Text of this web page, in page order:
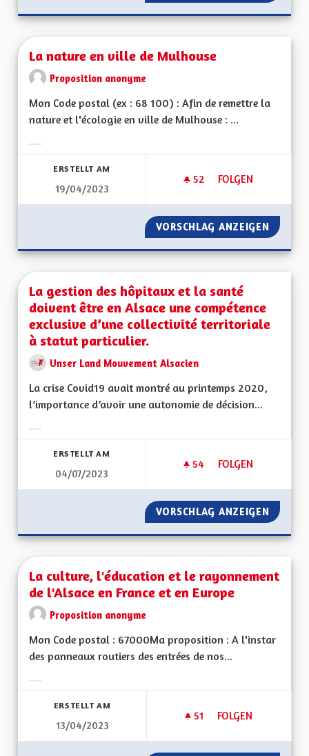
La nature en ville de Mulhouse
Proposition anonyme
Mon Code postal (ex : 68 100) : Afin de remettre la
nature et l'écologie en ville de Mulhouse : ...
ERSTELLT AM
19/04/2023
52 52 FOLLOWER
FOLGEN
LA NATURE EN
VORSCHLAG ANZEIGEN LA
La gestion des hôpitaux et la santé
doivent être en Alsace une compétence
exclusive d’une collectivité territoriale
à statut particulier.
Unser Land Mouvement Alsacien
La crise Covid19 avait montré au printemps 2020,
l’importance d’avoir une autonomie de décision...
ERSTELLT AM
04/07/2023
54 54 FOLLOWER
FOLGEN
LA GESTION DES
VORSCHLAG ANZEIGEN LA
La culture, l'éducation et le rayonnement
de l'Alsace en France et en Europe
Proposition anonyme
Mon Code postal : 67000Ma proposition : A l'instar
des panneaux routiers des entrées de nos...
ERSTELLT AM
13/04/2023
51 51 FOLLOWER
FOLGEN
LA CULTURE,